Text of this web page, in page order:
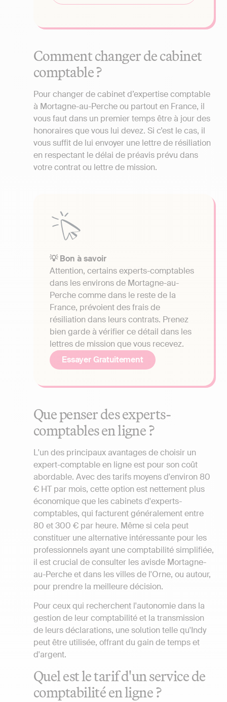
Comment changer de cabinet
comptable ?
Pour changer de cabinet d’expertise comptable
à Mortagne-au-Perche ou partout en France, il
vous faut dans un premier temps être à jour des
honoraires que vous lui devez. Si c’est le cas, il
vous suffit de lui envoyer une lettre de résiliation
en respectant le délai de préavis prévu dans
votre contrat ou lettre de mission.
💡 Bon à savoir
Attention, certains experts-comptables
dans les environs de Mortagne-au-
Perche comme dans le reste de la
France, prévoient des frais de
résiliation dans leurs contrats. Prenez
bien garde à vérifier ce détail dans les
lettres de mission que vous recevez.
Essayer Gratuitement
Que penser des experts-
comptables en ligne ?
L'un des principaux avantages de choisir un
expert-comptable en ligne est pour son coût
abordable. Avec des tarifs moyens d'environ 80
€ HT par mois, cette option est nettement plus
économique que les cabinets d'experts-
comptables, qui facturent généralement entre
80 et 300 € par heure. Même si cela peut
constituer une alternative intéressante pour les
professionnels ayant une comptabilité simplifiée,
il est crucial de consulter les avisde Mortagne-
au-Perche et dans les villes de l'Orne, ou autour,
pour prendre la meilleure décision.
Pour ceux qui recherchent l'autonomie dans la
gestion de leur comptabilité et la transmission
de leurs déclarations, une solution telle qu'Indy
peut être utilisée, offrant du gain de temps et
d'argent.
Quel est le tarif d'un service de
comptabilité en ligne ?